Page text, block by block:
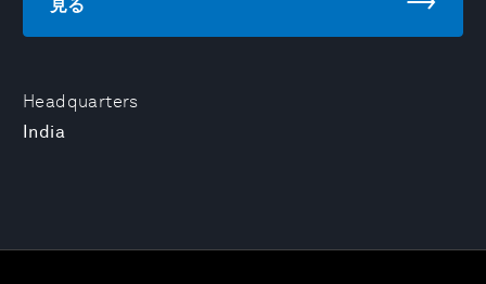
Headquarters
India
見る